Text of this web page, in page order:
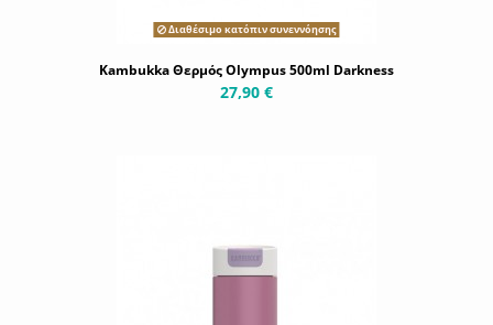
Διαθέσιμο κατόπιν συνεννόησης
Kambukka Θερμός Olympus 500ml Darkness
27,90 €